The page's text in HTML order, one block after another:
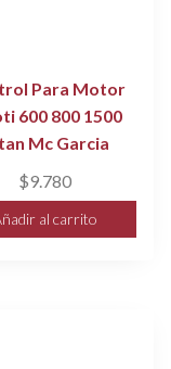
Para Motor
600 800 1500
Mc Garcia
$9.780
al carrito